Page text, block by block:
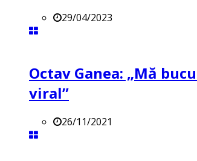
29/04/2023
Octav Ganea: „Mă
viral”
26/11/2021